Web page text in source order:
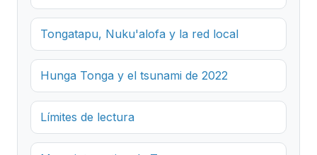
Tongatapu, Nuku'alofa y la red local
Hunga Tonga y el tsunami de 2022
Límites de lectura